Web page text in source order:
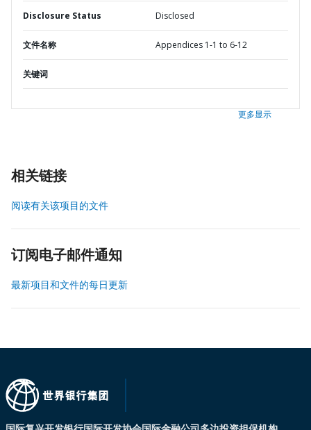
Disclosure Status Disclosed
文件名称 Appendices 1-1 to 6-12
关键词
更多显示
相关链接
阅读有关该项目的文件
订阅电子邮件通知
最新项目和文件的每日更新